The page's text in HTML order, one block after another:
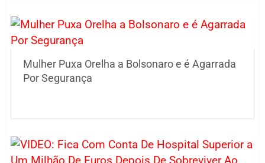
Mulher Puxa Orelha a Bolsonaro e é Agarrada
Por Segurança